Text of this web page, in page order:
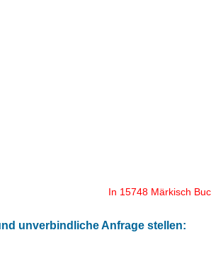
In 15748 Märkisch
unverbindliche Anfrage stellen: